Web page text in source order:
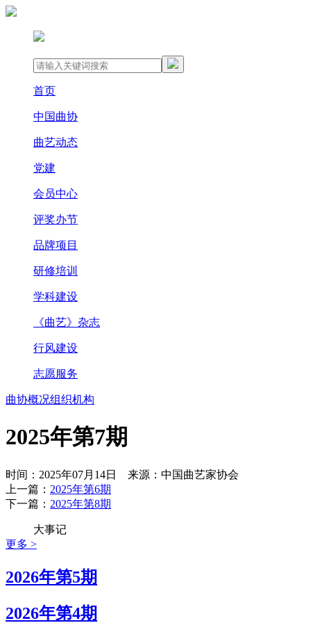
首页
中国曲协
曲艺动态
党建
会员中心
评奖办节
品牌项目
研修培训
学科建设
《曲艺》杂志
行风建设
志愿服务
曲协概况组织机构
2025年第7期
时间：2025年07月14日 来源：中国曲艺家协会
上一篇： 2025年第6期
下一篇： 2025年第8期
大事记
更多 >
2026年第5期
2026年第4期